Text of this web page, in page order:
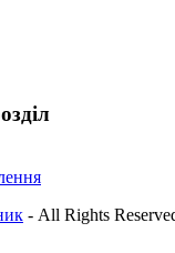
- All Rights